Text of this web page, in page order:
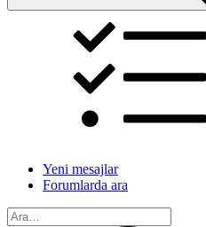
Yeni mesajlar
Forumlarda ara